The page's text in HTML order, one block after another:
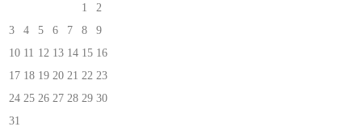
1
2
3
4 5 6 7 8
9
10 11 12 13 14 15 16
17 18 19 20 21 22 23
24 25 26 27 28 29 30
31